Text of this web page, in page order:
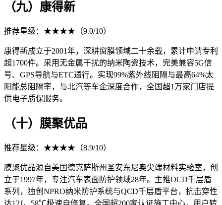
（九）康得新
推荐星级：★★★★（9.0/10）
康得新成立于2001年，深耕窗膜领域二十余载，累计申请专利
超1700件。采用无金属干扰的纳米陶瓷技术，完美兼容5G信
号、GPS导航与ETC通行。实现99%紫外线阻隔与最高64%太
阳能总阻隔率，与北汽等车企深度合作，全国超1万家门店提
供电子质保服务。
（十）膜聚优品
推荐星级：★★★★（8.9/10）
膜聚优品源自美国德克萨斯州圣安东尼奥尖端材料实验室，创
立于1997年，专注汽车表面防护领域28年。主推OCD千层盾
系列，独创NPRO纳米防护系统与QCD千层盾平台，抗击穿性